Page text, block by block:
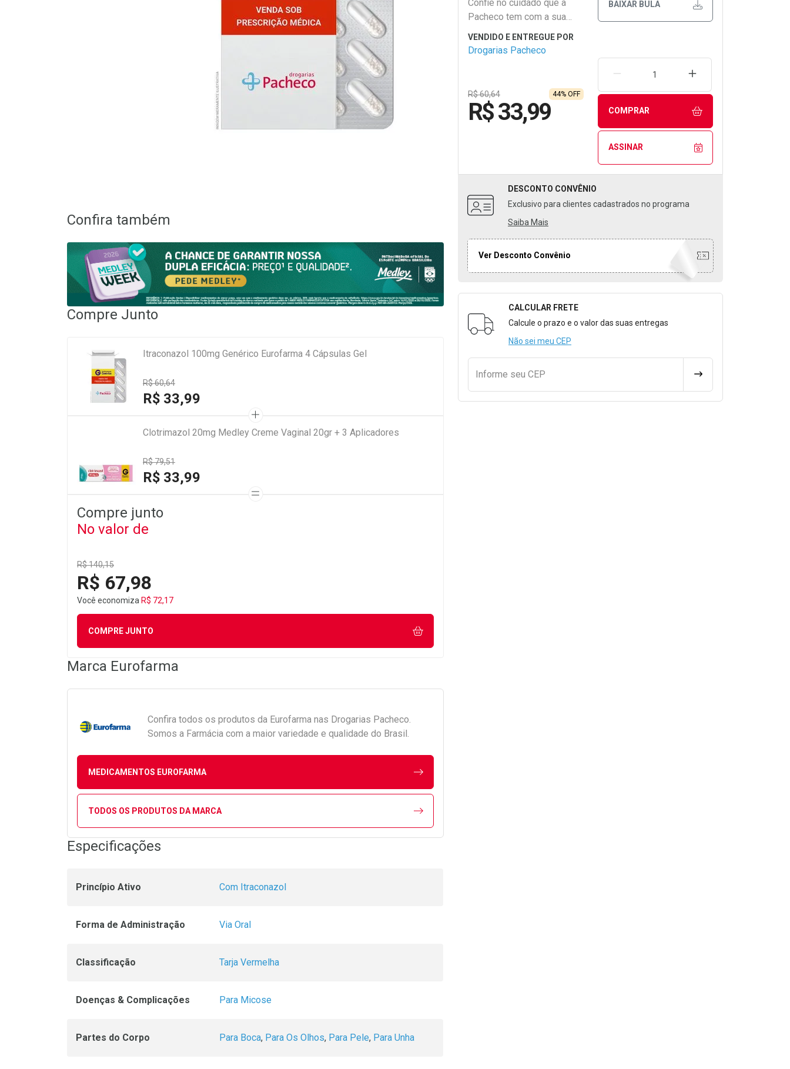
Confie no cuidado que a
Pacheco tem com a sua
BAIXAR BULA
Drogarias Pacheco
R$ 60,64 44% OFF
R$ 33,99
REMOVER UMA UNIDADEAUMENTAR UMA
COMPRAR
ASSINAR
DESCONTO CONVÊNIO
Exclusivo para clientes cadastrados no programa
Saiba Mais
Ver Desconto Convênio
Formulário para Calcular o Frete
CALCULAR FRETE
Calcule o prazo e o valor das suas entregas
Não sei meu CEP
Informe seu CEP CALCULAR FRETE
Confira também
Compre Junto
Itraconazol 100mg Genérico Eurofarma 4 Cápsulas Gel
R$ 60,64
R$ 33,99
Clotrimazol 20mg Medley Creme Vaginal 20gr + 3 Aplicadores
R$ 79,51
R$ 33,99
Compre junto
No valor de
R$ 140,15
R$ 67,98
Você economiza R$ 72,17
COMPRE JUNTO
Marca Eurofarma
Confira todos os produtos da Eurofarma nas Drogarias Pacheco.
Somos a Farmácia com a maior variedade e qualidade do Brasil.
MEDICAMENTOS EUROFARMA
TODOS OS PRODUTOS DA MARCA
Especificações
Princípio Ativo Com Itraconazol
Forma de Administração Via Oral
Classificação Tarja Vermelha
Doenças & Complicações Para Micose
Partes do Corpo Para Boca, Para Os Olhos, Para Pele, Para Unha